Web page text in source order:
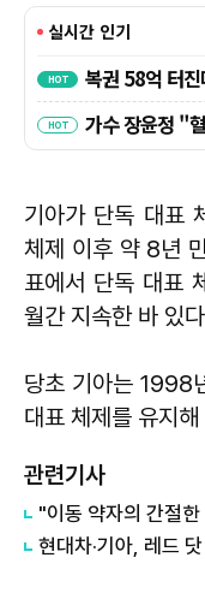
기아가 단독 대표
체제 이후 약 8년
표에서 단독 대표
월간 지속한 바 있
당초 기아는 1998
대표 체제를 유지해
관련기사
현대차·기아, 레드